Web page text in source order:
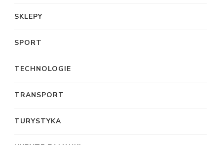
SKLEPY
SPORT
TECHNOLOGIE
TRANSPORT
TURYSTYKA